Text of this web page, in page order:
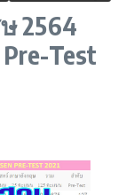
2564
Test